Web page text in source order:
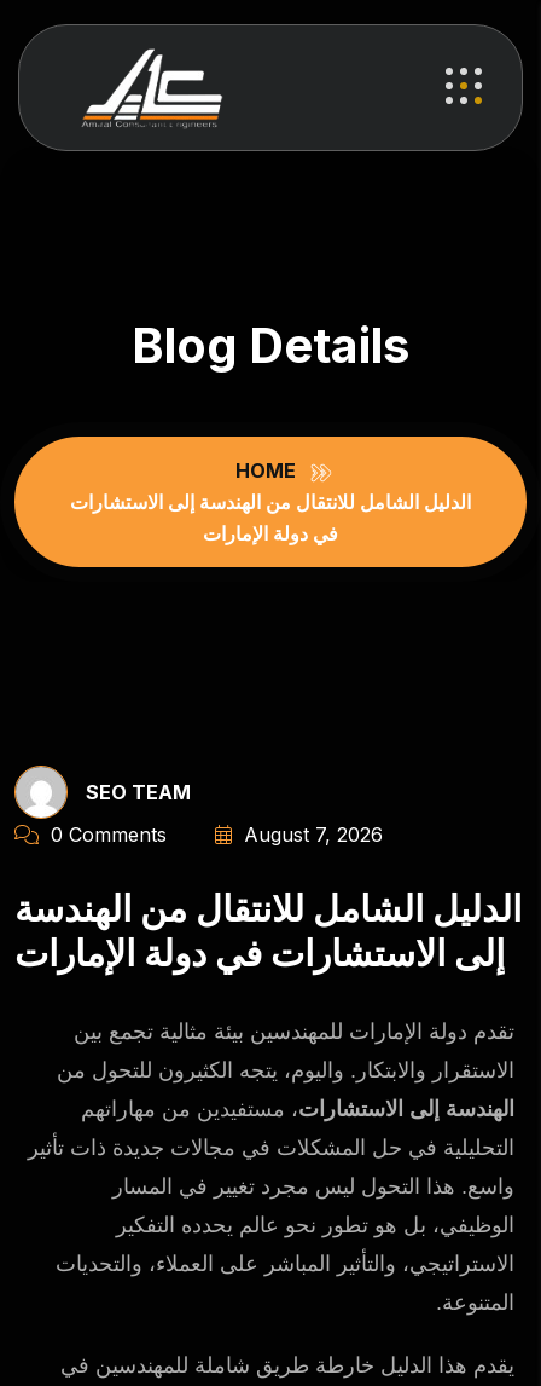
Blog Details
HOME
الدليل الشامل للانتقال من الهندسة إلى الاستشارات
في دولة الإمارات
SEO TEAM
0 Comments
August 7, 2026
الدليل الشامل للانتقال من الهندسة
إلى الاستشارات في دولة الإمارات
تقدم دولة الإمارات للمهندسين بيئة مثالية تجمع بين
الاستقرار والابتكار. واليوم، يتجه الكثيرون للتحول من
الهندسة إلى الاستشارات، مستفيدين من مهاراتهم
التحليلية في حل المشكلات في مجالات جديدة ذات تأثير
واسع. هذا التحول ليس مجرد تغيير في المسار
الوظيفي، بل هو تطور نحو عالم يحدده التفكير
الاستراتيجي، والتأثير المباشر على العملاء، والتحديات
المتنوعة.
يقدم هذا الدليل خارطة طريق شاملة للمهندسين في